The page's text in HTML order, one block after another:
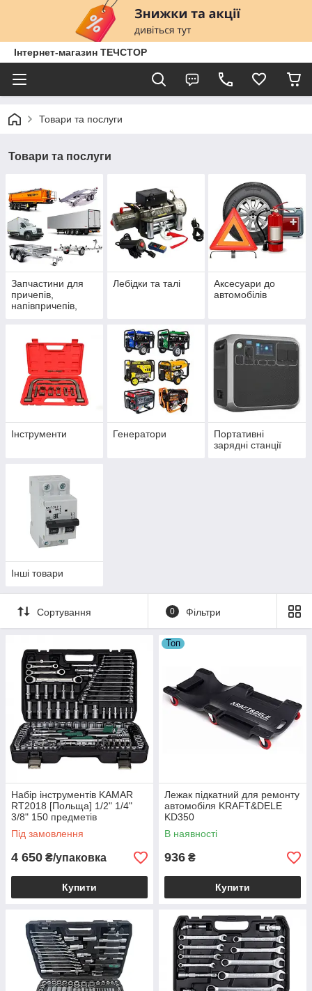
Інтернет-магазин ТЕЧСТОР
Товари та послуги
Товари та послуги
Запчастини для
причепів,
напівпричепів,
Лебідки та талі
Аксесуари до
автомобілів
Інструменти Генератори
Портативні
зарядні станції
Інші товари
Сортування 0 Фільтри
Набір інструментів KAMAR
RT2018 [Польща] 1/2" 1/4"
3/8" 150 предметів
Під замовлення
4 650 ₴/упаковка
Купити
Топ
Лежак підкатний для ремонту
автомобіля KRAFT&DELE
KD350
В наявності
936 ₴
Купити